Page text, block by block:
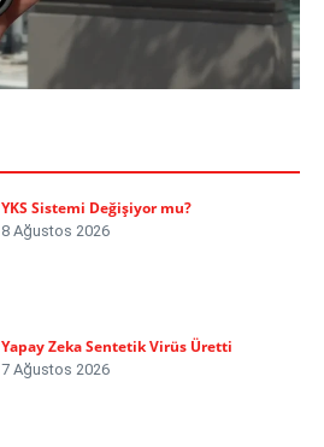
YKS Sistemi Değişiyor mu?
8 Ağustos 2026
Yapay Zeka Sentetik Virüs Üretti
7 Ağustos 2026